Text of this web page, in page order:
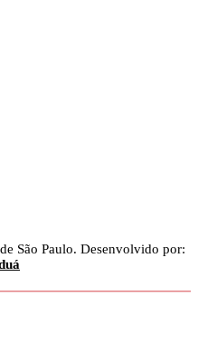
São Paulo. Desenvolvido por: